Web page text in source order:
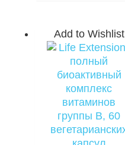
Add to Wishlist